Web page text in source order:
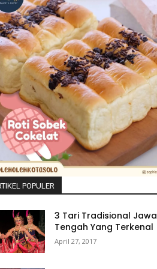
POPULER
3 Tari Tradisional Jawa
Tengah Yang Terkenal
April 27, 2017